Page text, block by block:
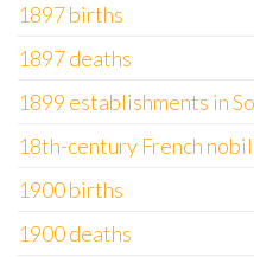
1897 births
1897 deaths
1899 establishments in
18th-century French
1900 births
1900 deaths